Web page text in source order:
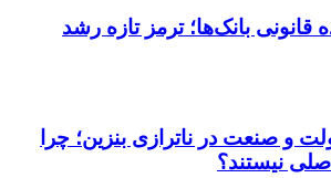
قانونی بانک‌ها؛ ترمز تازه رشد
و صنعت در ناترازی بنزین؛ چرا
نیستند؟